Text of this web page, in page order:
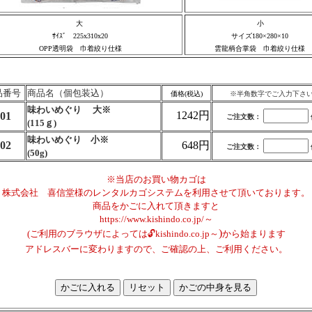
大
ｻｲｽﾞ 225x310x20
OPP透明袋 巾着絞り仕様
小
サイズ180×280×10
雲龍柄合掌袋 巾着絞り仕様
番号 商品名（個包装込） 価格(税込) ※半角数字でご入力下さ
味わいめぐり 大※
(115ｇ)
1242円 ご注文数：
味わいめぐり 小※
(50g)
648円 ご注文数：
※当店のお買い物カゴは
株式会社 喜信堂様のレンタルカゴシステムを利用させて頂いております。
商品をかごに入れて頂きますと
https://www.kishindo.co.jp/～
(ご利用のブラウザによっては🔓kishindo.co.jp～)から始まります
アドレスバーに変わりますので、ご確認の上、ご利用ください。